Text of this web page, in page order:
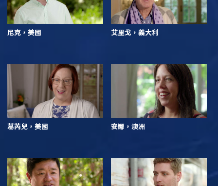
尼克，美國 艾里戈，義大利
葛芮兒，美國 安娜，澳洲